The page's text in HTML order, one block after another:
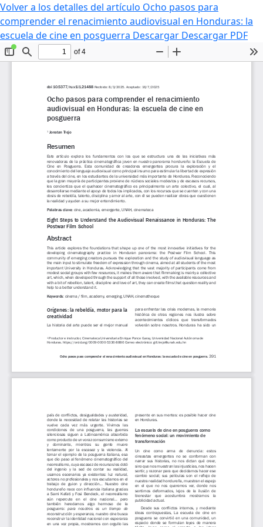
Volver a los detalles del artículo Ocho pasos para
comprender el renacimiento audiovisual en Honduras: la
escuela de cine en posguerra Descargar Descargar PDF